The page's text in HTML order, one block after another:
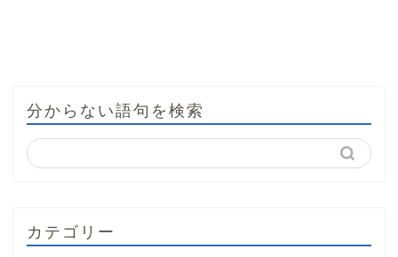
分からない語句を検索
カテゴリー